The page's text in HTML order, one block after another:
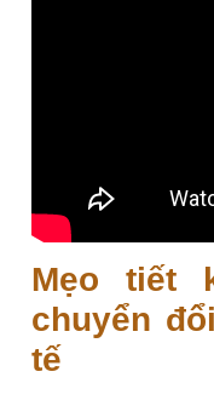
Mẹo tiết
chuyển
tế